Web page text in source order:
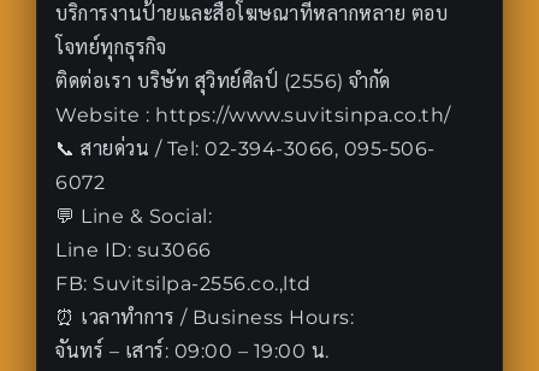
บริการงานป้ายและสื่อโฆษณาที่หลากหลาย ตอบ
โจทย์ทุกธุรกิจ
ติดต่อเรา บริษัท สุวิทย์ศิลป์ (2556) จำกัด
Website : https://www.suvitsinpa.co.th/
📞 สายด่วน / Tel: 02-394-3066, 095-506-
6072
💬 Line & Social:
Line ID: su3066
FB: Suvitsilpa-2556.co.,ltd
⏰ เวลาทำการ / Business Hours:
จันทร์ – เสาร์: 09:00 – 19:00 น.